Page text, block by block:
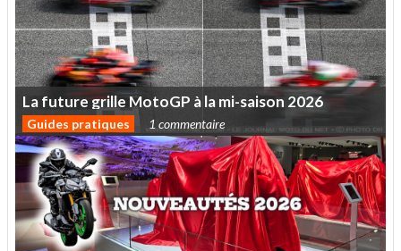
Lafuturegrille MotoGP àlami-saison 2026
Guides pratiques 1 commentaire